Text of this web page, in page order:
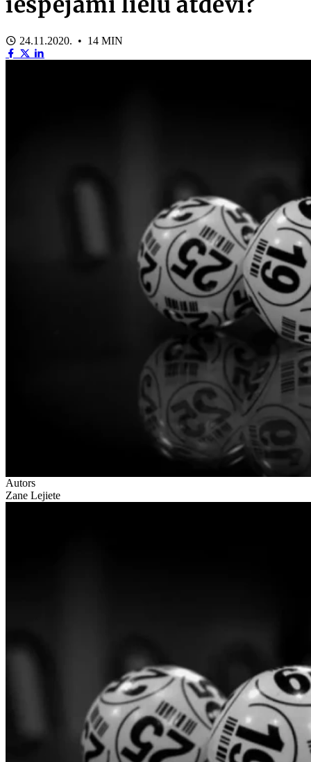
24.11.2020. • 14 MIN
Autors
Zane Lejiete